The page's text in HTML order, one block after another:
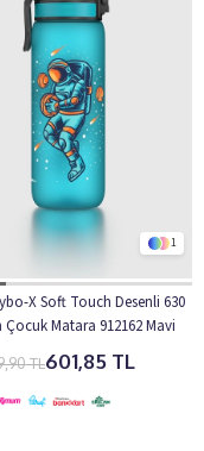
1
X Soft Touch Desenli 630
Matara 912162 Mavi
601,85 TL
TL